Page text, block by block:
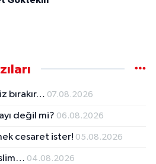
bırakır… 07.08.2026
değil mi? 06.08.2026
cesaret ister! 05.08.2026
04.08.2026